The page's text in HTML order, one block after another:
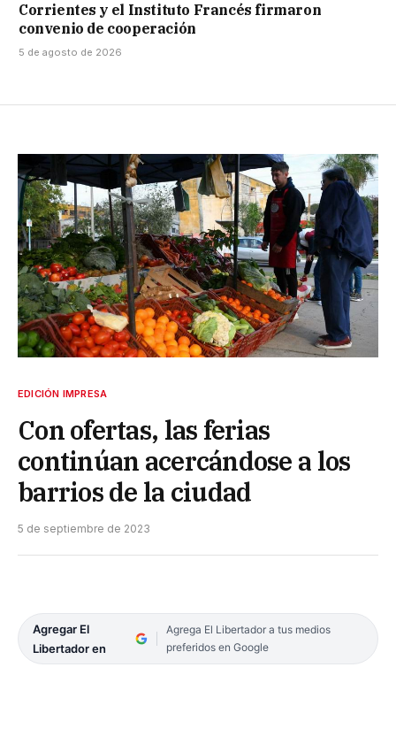
Corrientes y el Instituto Francés firmaron
convenio de cooperación
5 de agosto de 2026
EDICIÓN IMPRESA
Con ofertas, las ferias
continúan acercándose a los
barrios de la ciudad
5 de septiembre de 2023
Agregar El
Libertador en
Agrega El Libertador a tus medios
preferidos en Google